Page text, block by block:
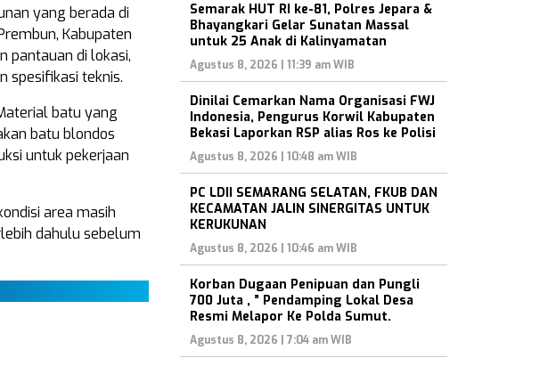
yang berada di
Kabupaten
pantauan di lokasi,
spesifikasi teknis.
batu yang
batu blondos
untuk pekerjaan
area masih
dahulu sebelum
Semarak HUT RI ke-81, Polres Jepara &
Bhayangkari Gelar Sunatan Massal
untuk 25 Anak di Kalinyamatan
Agustus 8, 2026 | 11:39 am WIB
Dinilai Cemarkan Nama Organisasi FWJ
Indonesia, Pengurus Korwil Kabupaten
Bekasi Laporkan RSP alias Ros ke Polisi
Agustus 8, 2026 | 10:48 am WIB
PC LDII SEMARANG SELATAN, FKUB DAN
KECAMATAN JALIN SINERGITAS UNTUK
KERUKUNAN
Agustus 8, 2026 | 10:46 am WIB
Korban Dugaan Penipuan dan Pungli
700 Juta , ” Pendamping Lokal Desa
Resmi Melapor Ke Polda Sumut.
Agustus 8, 2026 | 7:04 am WIB